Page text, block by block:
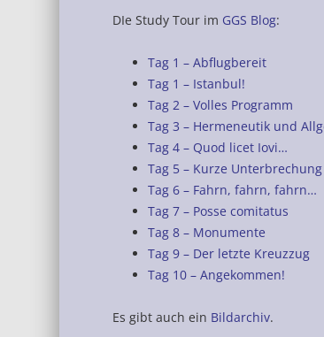
DIe Study Tour im GGS Blog:
Tag 1 – Abflugbereit
Tag 1 – Istanbul!
Tag 2 – Volles Programm
Tag 3 – Hermeneutik und
Tag 4 – Quod licet Iovi…
Tag 5 – Kurze Unterbrechung
Tag 6 – Fahrn, fahrn, fahrn…
Tag 7 – Posse comitatus
Tag 8 – Monumente
Tag 9 – Der letzte Kreuzzug
Tag 10 – Angekommen!
Es gibt auch ein Bildarchiv.